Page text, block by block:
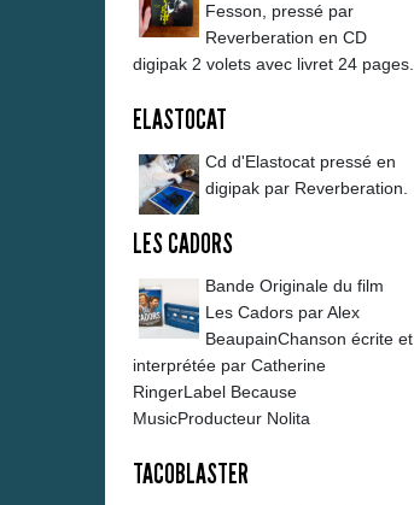
Fesson, pressé par
Reverberation en CD
digipak 2 volets avec livret 24 pages.
ELASTOCAT
Cd d'Elastocat pressé en
digipak par Reverberation.
LES CADORS
Bande Originale du film
Les Cadors par Alex
BeaupainChanson écrite et
interprétée par Catherine
RingerLabel Because
MusicProducteur Nolita
TACOBLASTER